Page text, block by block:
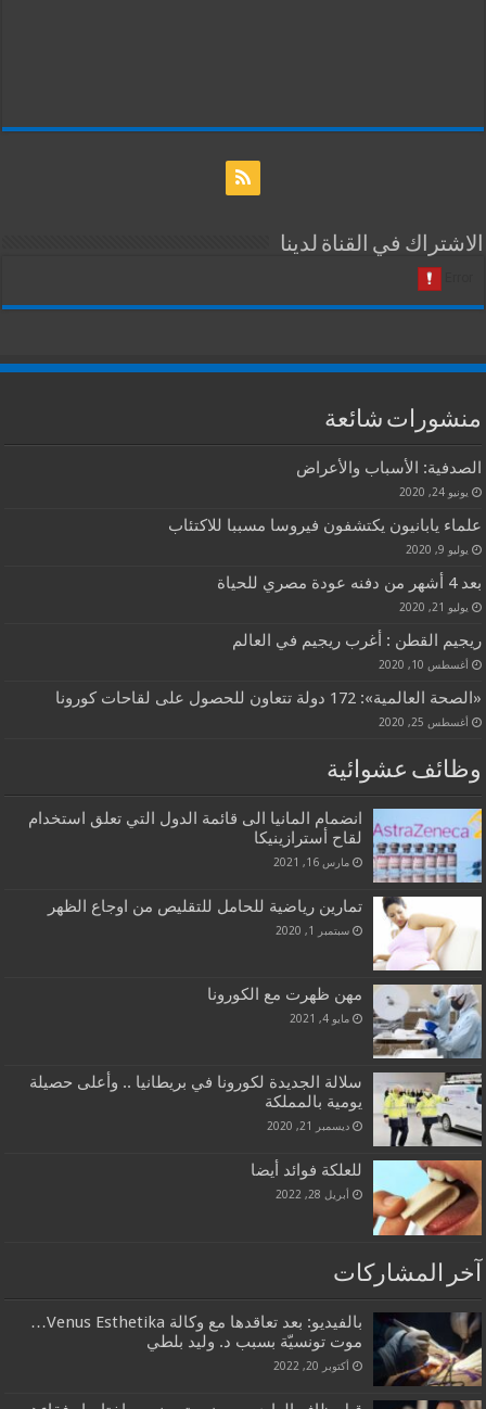
الاشتراك في القناة لدينا
منشورات شائعة
الصدفية: الأسباب والأعراض
يونيو 24, 2020
علماء يابانيون يكتشفون فيروسا مسببا للاكتئاب
يوليو 9, 2020
بعد 4 أشهر من دفنه عودة مصري للحياة
يوليو 21, 2020
ريجيم القطن : أغرب ريجيم في العالم
أغسطس 10, 2020
«الصحة العالمية»: 172 دولة تتعاون للحصول على لقاحات كورونا
أغسطس 25, 2020
وظائف عشوائية
انضمام المانيا الى قائمة الدول التي تعلق استخدام
لقاح أسترازينيكا
مارس 16, 2021
تمارين رياضية للحامل للتقليص من اوجاع الظهر
سبتمبر 1, 2020
مهن ظهرت مع الكورونا
مايو 4, 2021
سلالة الجديدة لكورونا في بريطانيا .. وأعلى حصيلة
يومية بالمملكة
ديسمبر 21, 2020
للعلكة فوائد أيضا
أبريل 28, 2022
آخر المشاركات
بالفيديو: بعد تعاقدها مع وكالة Venus Esthetika…
موت تونسيّة بسبب د. وليد بلطي
أكتوبر 20, 2022